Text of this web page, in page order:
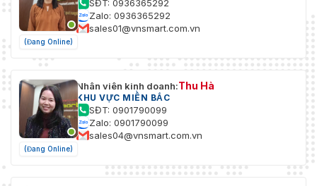
(Đang Online)
SĐT: 0936365292
Zalo: 0936365292
sales01@vnsmart.com.vn
(Đang Online)
Nhân viên kinh doanh:Thu Hà
KHU VỰC MIỀN BẮC
SĐT: 0901790099
Zalo: 0901790099
sales04@vnsmart.com.vn